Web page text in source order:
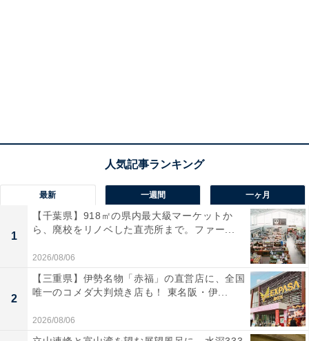
最新 一週間 一ヶ月
1
【千葉県】918㎡の県内最大級マーケットか
ら、廃校をリノベした直売所まで。ファー...
2026/08/06
2
【三重県】伊勢名物「赤福」の直営店に、全国
唯一のコメダ大判焼き店も！ 東名阪・伊...
2026/08/06